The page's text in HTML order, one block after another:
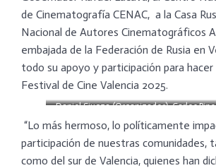
de Cinematografía CENAC, a la Casa
Nacional de Autores Cinematográficos
embajada de la Federación de Rusia en
todo su apoyo y participación para hacer
Festival de Cine Valencia 2025.
Daniel Siugza (Organizador), Carlos
Anac) y Juan José Pilñero (TMV)
“Lo más hermoso, lo políticamente
participación de nuestras comunidades,
como del sur de Valencia, quienes han